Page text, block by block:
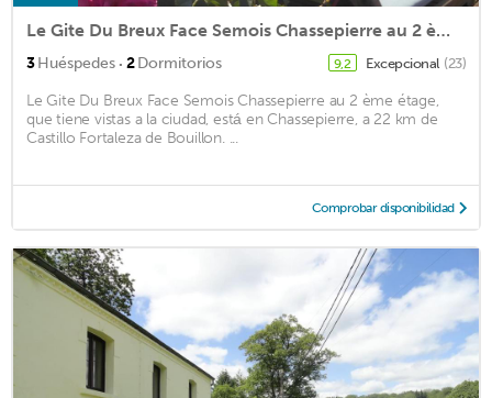
Le Gite Du Breux Face Semois Chassepierre au 2 ème étage
3Huéspedes · 2Dormitorios 9,2 Excepcional (23)
Le Gite Du Breux Face Semois Chassepierre au 2 ème étage,
que tiene vistas a la ciudad, está en Chassepierre, a 22 km de
Castillo Fortaleza de Bouillon. ...
Comprobar disponibilidad